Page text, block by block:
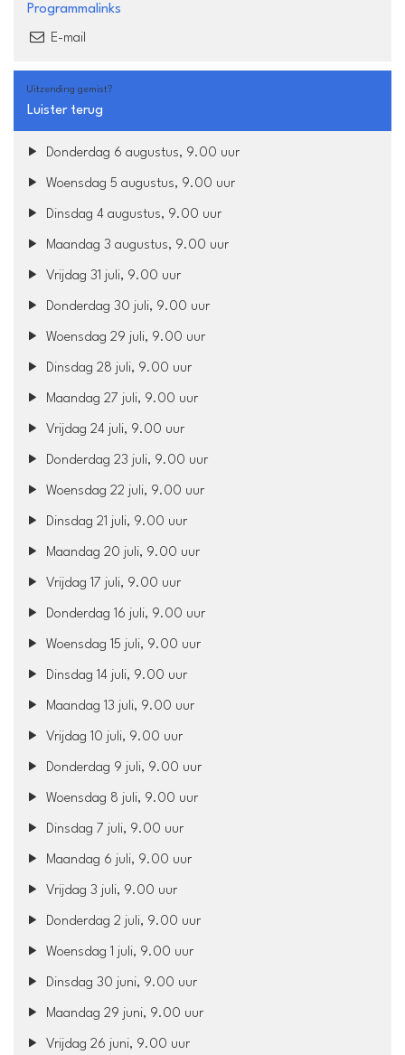
Programmalinks
E-mail
Uitzending gemist?
Luister terug
Donderdag 6 augustus, 9.00 uur
Woensdag 5 augustus, 9.00 uur
Dinsdag 4 augustus, 9.00 uur
Maandag 3 augustus, 9.00 uur
Vrijdag 31 juli, 9.00 uur
Donderdag 30 juli, 9.00 uur
Woensdag 29 juli, 9.00 uur
Dinsdag 28 juli, 9.00 uur
Maandag 27 juli, 9.00 uur
Vrijdag 24 juli, 9.00 uur
Donderdag 23 juli, 9.00 uur
Woensdag 22 juli, 9.00 uur
Dinsdag 21 juli, 9.00 uur
Maandag 20 juli, 9.00 uur
Vrijdag 17 juli, 9.00 uur
Donderdag 16 juli, 9.00 uur
Woensdag 15 juli, 9.00 uur
Dinsdag 14 juli, 9.00 uur
Maandag 13 juli, 9.00 uur
Vrijdag 10 juli, 9.00 uur
Donderdag 9 juli, 9.00 uur
Woensdag 8 juli, 9.00 uur
Dinsdag 7 juli, 9.00 uur
Maandag 6 juli, 9.00 uur
Vrijdag 3 juli, 9.00 uur
Donderdag 2 juli, 9.00 uur
Woensdag 1 juli, 9.00 uur
Dinsdag 30 juni, 9.00 uur
Maandag 29 juni, 9.00 uur
Vrijdag 26 juni, 9.00 uur